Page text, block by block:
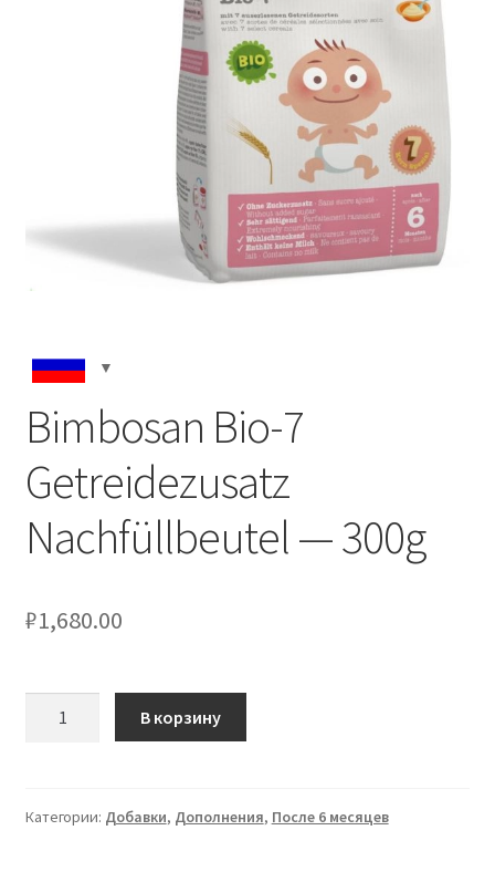
Bimbosan Bio-7
Getreidezusatz
Nachfüllbeutel — 300g
₽1,680.00
7
В корзину
Категории: Добавки, Дополнения, После 6 месяцев